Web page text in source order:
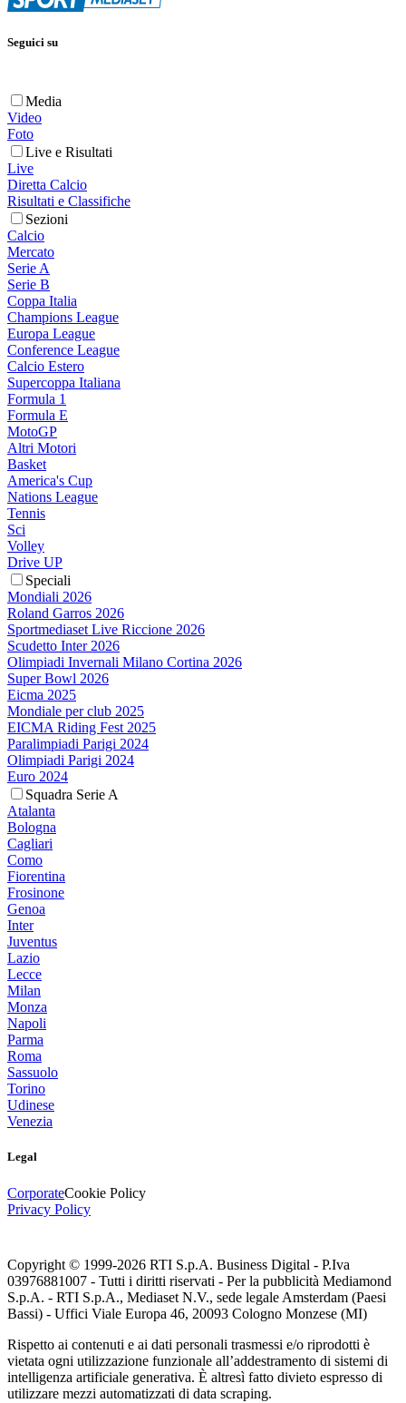
Seguici su
Media
Video
Foto
Live e Risultati
Live
Diretta Calcio
Risultati e Classifiche
Sezioni
Calcio
Mercato
Serie A
Serie B
Coppa Italia
Champions League
Europa League
Conference League
Calcio Estero
Supercoppa Italiana
Formula 1
Formula E
MotoGP
Altri Motori
Basket
America's Cup
Nations League
Tennis
Sci
Volley
Drive UP
Speciali
Mondiali 2026
Roland Garros 2026
Sportmediaset Live Riccione 2026
Scudetto Inter 2026
Olimpiadi Invernali Milano Cortina 2026
Super Bowl 2026
Eicma 2025
Mondiale per club 2025
EICMA Riding Fest 2025
Paralimpiadi Parigi 2024
Olimpiadi Parigi 2024
Euro 2024
Squadra Serie A
Atalanta
Bologna
Cagliari
Como
Fiorentina
Frosinone
Genoa
Inter
Juventus
Lazio
Lecce
Milan
Monza
Napoli
Parma
Roma
Sassuolo
Torino
Udinese
Venezia
Legal
CorporateCookie Policy
Privacy Policy
Copyright © 1999-2026 RTI S.p.A. Business Digital - P.Iva
03976881007 - Tutti i diritti riservati - Per la pubblicità Mediamond
S.p.A. - RTI S.p.A., Mediaset N.V., sede legale Amsterdam (Paesi
Bassi) - Uffici Viale Europa 46, 20093 Cologno Monzese (MI)
Rispetto ai contenuti e ai dati personali trasmessi e/o riprodotti è
vietata ogni utilizzazione funzionale all’addestramento di sistemi di
intelligenza artificiale generativa. È altresì fatto divieto espresso di
utilizzare mezzi automatizzati di data scraping.